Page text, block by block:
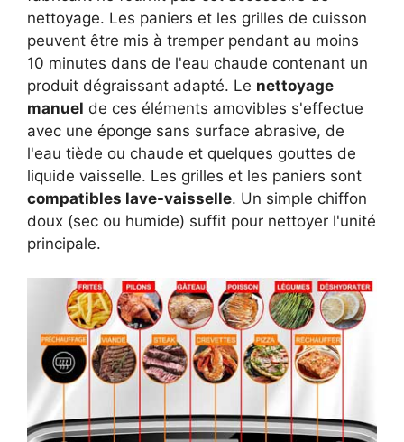
nettoyage. Les paniers et les grilles de cuisson
peuvent être mis à tremper pendant au moins
10 minutes dans de l'eau chaude contenant un
produit dégraissant adapté. Le nettoyage
manuel de ces éléments amovibles s'effectue
avec une éponge sans surface abrasive, de
l'eau tiède ou chaude et quelques gouttes de
liquide vaisselle. Les grilles et les paniers sont
compatibles lave-vaisselle. Un simple chiffon
doux (sec ou humide) suffit pour nettoyer l'unité
principale.